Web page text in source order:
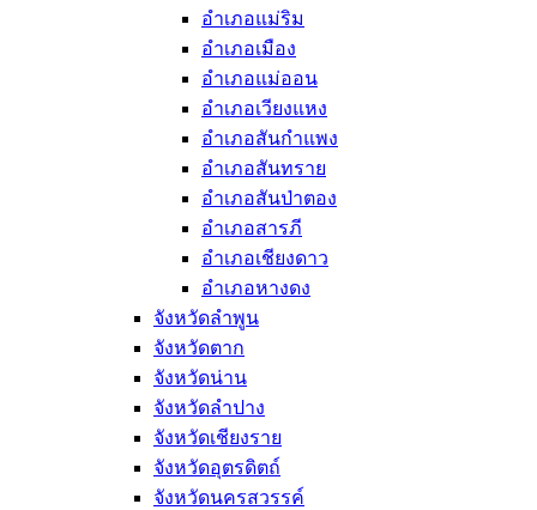
อำเภอแม่ริม
อำเภอเมือง
อำเภอแม่ออน
อำเภอเวียงแหง
อำเภอสันกำแพง
อำเภอสันทราย
อำเภอสันป่าตอง
อำเภอสารภี
อำเภอเชียงดาว
อำเภอหางดง
จังหวัดลำพูน
จังหวัดตาก
จังหวัดน่าน
จังหวัดลำปาง
จังหวัดเชียงราย
จังหวัดอุตรดิตถ์
จังหวัดนครสวรรค์